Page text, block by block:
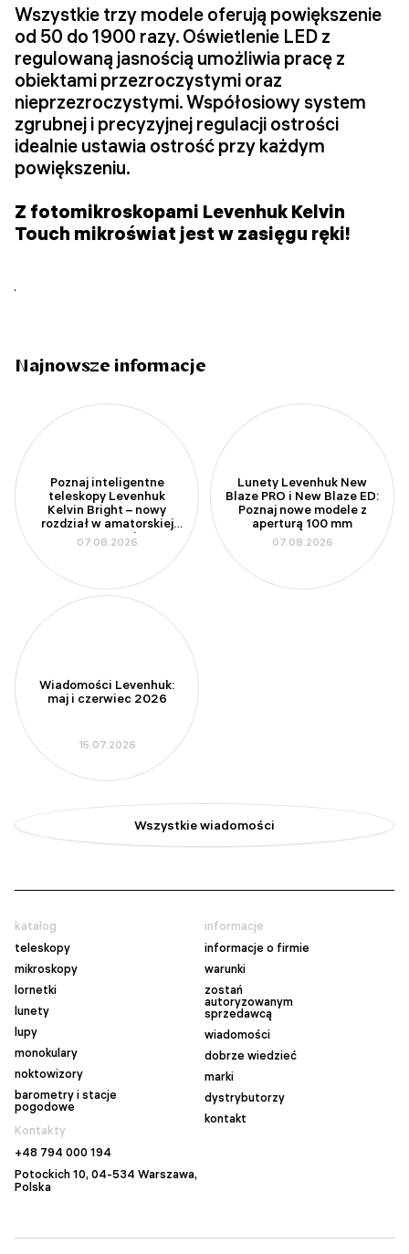
Wszystkie trzy modele oferują powiększenie
od 50 do 1900 razy. Oświetlenie LED z
regulowaną jasnością umożliwia pracę z
obiektami przezroczystymi oraz
nieprzezroczystymi. Współosiowy system
zgrubnej i precyzyjnej regulacji ostrości
idealnie ustawia ostrość przy każdym
powiększeniu.
Z fotomikroskopami Levenhuk Kelvin
Touch mikroświat jest w zasięgu ręki!
Najnowsze informacje
Poznaj inteligentne
teleskopy Levenhuk
Kelvin Bright – nowy
rozdział w amatorskiej
astronomi
07.08.2026
Lunety Levenhuk New
Blaze PRO i New Blaze ED:
Poznaj nowe modele z
aperturą 100 mm
07.08.2026
Wiadomości Levenhuk:
maj i czerwiec 2026
15.07.2026
Wszystkie wiadomości
katalog
teleskopy
mikroskopy
lornetki
lunety
lupy
monokulary
noktowizory
barometry i stacje
pogodowe
informacje
informacje o firmie
warunki
zostań
autoryzowanym
sprzedawcą
wiadomości
dobrze wiedzieć
marki
dystrybutorzy
kontakt
Kontakty
+48 794 000 194
Potockich 10, 04-534 Warszawa,
Polska